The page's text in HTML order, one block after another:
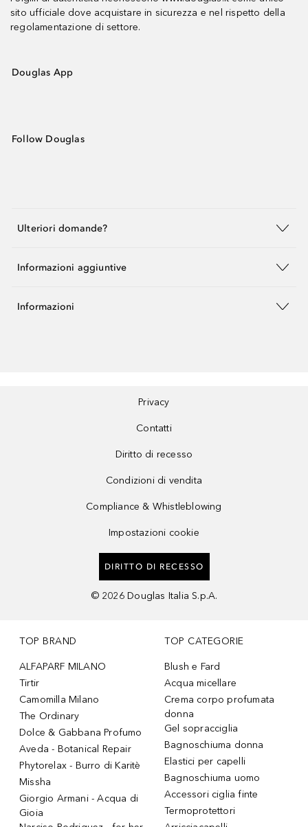
sito ufficiale dove acquistare in sicurezza e nel rispetto della
regolamentazione di settore.
Douglas App
Follow Douglas
Ulteriori domande?
Informazioni aggiuntive
Informazioni
Privacy
Contatti
Diritto di recesso
Condizioni di vendita
Compliance & Whistleblowing
Impostazioni cookie
DIRITTO DI RECESSO
© 2026 Douglas Italia S.p.A.
TOP BRAND
ALFAPARF MILANO
Tirtir
Camomilla Milano
The Ordinary
Dolce & Gabbana Profumo
Aveda - Botanical Repair
Phytorelax - Burro di Karitè
Missha
Giorgio Armani - Acqua di
Gioia
TOP CATEGORIE
Blush e Fard
Acqua micellare
Crema corpo profumata
donna
Gel sopracciglia
Bagnoschiuma donna
Elastici per capelli
Bagnoschiuma uomo
Accessori ciglia finte
Termoprotettori